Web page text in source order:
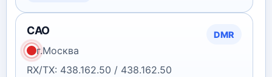
САО DMR
г.Москва
RX/TX: 438.162.50 / 438.162.50